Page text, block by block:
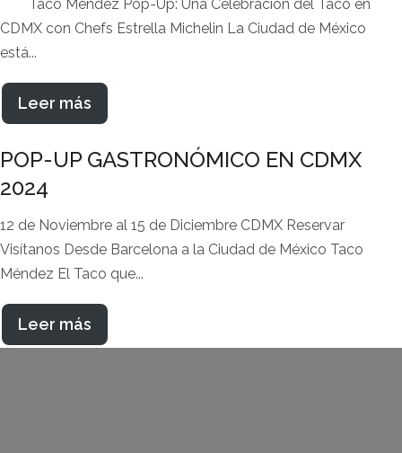
Taco Méndez Pop-Up: Una Celebración del Taco en
CDMX con Chefs Estrella Michelin La Ciudad de México
está...
Leer más
POP-UP GASTRONÓMICO EN CDMX
2024
12 de Noviembre al 15 de Diciembre CDMX Reservar
Visítanos Desde Barcelona a la Ciudad de México Taco
Méndez El Taco que...
Leer más